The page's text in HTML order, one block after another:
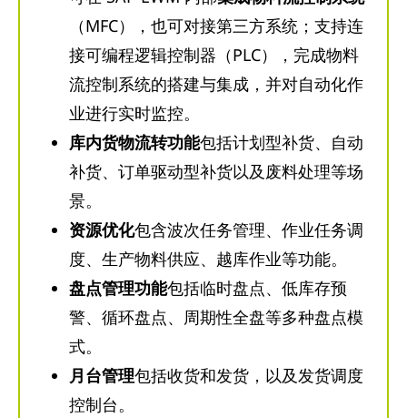
（MFC），也可对接第三方系统；支持连
接可编程逻辑控制器（PLC），完成物料
流控制系统的搭建与集成，并对自动化作
业进行实时监控。
库内货物流转功能包括计划型补货、自动
补货、订单驱动型补货以及废料处理等场
景。
资源优化包含波次任务管理、作业任务调
度、生产物料供应、越库作业等功能。
盘点管理功能包括临时盘点、低库存预
警、循环盘点、周期性全盘等多种盘点模
式。
月台管理包括收货和发货，以及发货调度
控制台。